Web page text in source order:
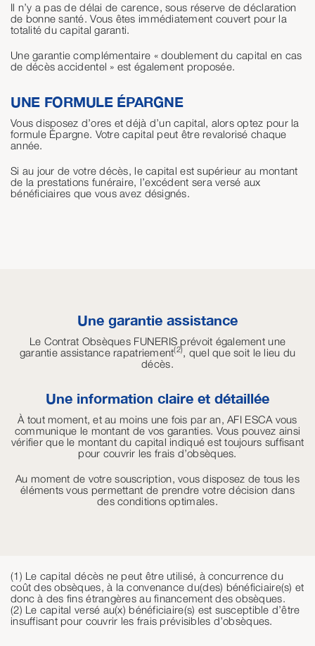
Il n’y a pas de délai de carence, sous réserve de déclaration
de bonne santé. Vous êtes immédiatement couvert pour la
totalité du capital garanti.
Une garantie complémentaire « doublement du capital en cas
de décès accidentel » est également proposée.
UNE FORMULE ÉPARGNE
Vous disposez d’ores et déjà d’un capital, alors optez pour la
formule Épargne. Votre capital peut être revalorisé chaque
année.
Si au jour de votre décès, le capital est supérieur au montant
de la prestations funéraire, l’excédent sera versé aux
bénéficiaires que vous avez désignés.
Une garantie assistance
Le Contrat Obsèques FUNERIS prévoit également une
garantie assistance rapatriement(2), quel que soit le lieu du
décès.
Une information claire et détaillée
À tout moment, et au moins une fois par an, AFI ESCA vous
communique le montant de vos garanties. Vous pouvez ainsi
vérifier que le montant du capital indiqué est toujours suffisant
pour couvrir les frais d’obsèques.
Au moment de votre souscription, vous disposez de tous les
éléments vous permettant de prendre votre décision dans
des conditions optimales.
(1) Le capital décès ne peut être utilisé, à concurrence du
coût des obsèques, à la convenance du(des) bénéficiaire(s) et
donc à des fins étrangères au financement des obsèques.
(2) Le capital versé au(x) bénéficiaire(s) est susceptible d’être
insuffisant pour couvrir les frais prévisibles d’obsèques.